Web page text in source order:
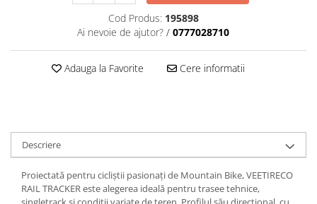
cauciucuri-bicicleta
Camere bicicleta
Cauciuc tubeless cu GEL antipană
Accesorii
Anvelope moto
Camere moto
Anvelope ATV
Cauciucuri bicicleta
Cod Produs: 195898
Ai nevoie de ajutor? / 0777028710
Adauga la Favorite Cere informatii
Descriere
Proiectată pentru cicliștii pasionați de Mountain Bike, VEETIRECO
RAIL TRACKER este alegerea ideală pentru trasee tehnice,